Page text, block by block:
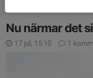
Nu närmar det
17 jul, 15:10 1